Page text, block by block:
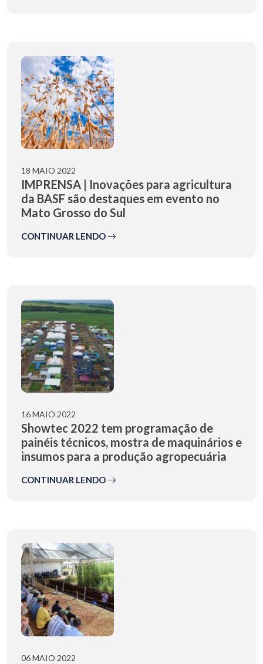
18 MAIO 2022
IMPRENSA | Inovações para agricultura
da BASF são destaques em evento no
Mato Grosso do Sul
CONTINUAR LENDO
16 MAIO 2022
Showtec 2022 tem programação de
painéis técnicos, mostra de maquinários e
insumos para a produção agropecuária
CONTINUAR LENDO
06 MAIO 2022